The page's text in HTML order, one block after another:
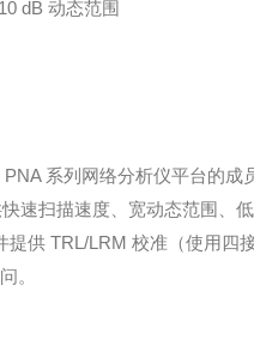
dB 动态范围
PNA 系列网络分析仪平台的成
速扫描速度、宽动态范围、
提供 TRL/LRM 校准（使用
。